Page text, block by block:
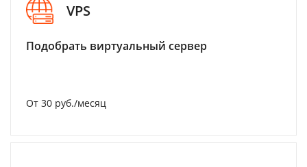
VPS
Подобрать виртуальный сервер
От 30 руб./месяц